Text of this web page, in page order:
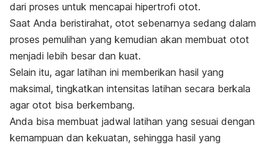
dari proses untuk mencapai hipertrofi otot.
Saat Anda beristirahat, otot sebenarnya sedang dalam
proses pemulihan yang kemudian akan membuat otot
menjadi lebih besar dan kuat.
Selain itu, agar latihan ini memberikan hasil yang
maksimal, tingkatkan intensitas latihan secara berkala
agar otot bisa berkembang.
Anda bisa membuat jadwal latihan yang sesuai dengan
kemampuan dan kekuatan, sehingga hasil yang